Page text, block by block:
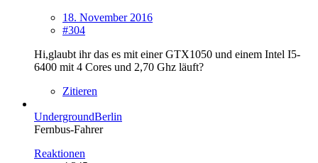
18. November 2016
#304
Hi,glaubt ihr das es mit einer GTX1050 und einem Intel I5-
6400 mit 4 Cores und 2,70 Ghz läuft?
Zitieren
UndergroundBerlin
Fernbus-Fahrer
Reaktionen